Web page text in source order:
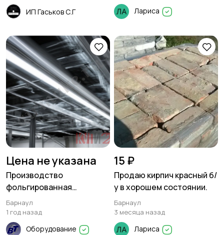
ИП Гаськов С.Г Лариса
Цена не указана
Производство
фольгированная
теплоизоляция
Барнаул
1 год назад
Оборудование
15 ₽
Продаю кирпич красный б/
у в хорошем состоянии.
Барнаул
3 месяца назад
Лариса